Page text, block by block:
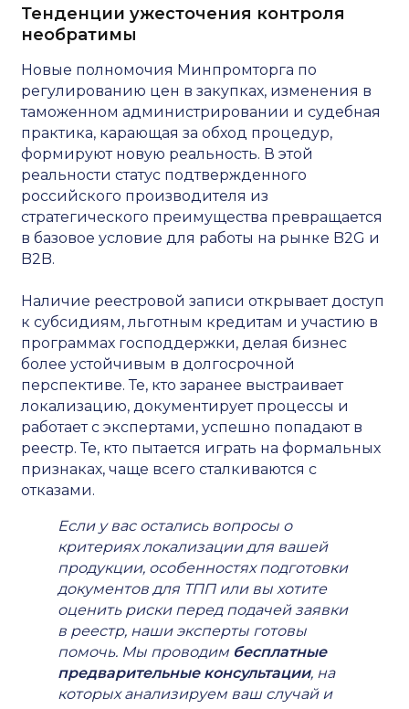
Тенденции ужесточения контроля
необратимы
Новые полномочия Минпромторга по
регулированию цен в закупках, изменения в
таможенном администрировании и судебная
практика, карающая за обход процедур,
формируют новую реальность. В этой
реальности статус подтвержденного
российского производителя из
стратегического преимущества превращается
в базовое условие для работы на рынке B2G и
B2B.
Наличие реестровой записи открывает доступ
к субсидиям, льготным кредитам и участию в
программах господдержки, делая бизнес
более устойчивым в долгосрочной
перспективе. Те, кто заранее выстраивает
локализацию, документирует процессы и
работает с экспертами, успешно попадают в
реестр. Те, кто пытается играть на формальных
признаках, чаще всего сталкиваются с
отказами.
Если у вас остались вопросы о
критериях локализации для вашей
продукции, особенностях подготовки
документов для ТПП или вы хотите
оценить риски перед подачей заявки
в реестр, наши эксперты готовы
помочь. Мы проводим бесплатные
предварительные консультации, на
которых анализируем ваш случай и